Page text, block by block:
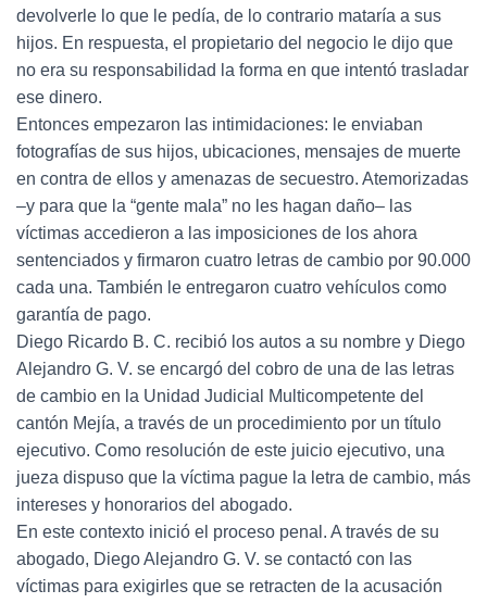
devolverle lo que le pedía, de lo contrario mataría a sus
hijos. En respuesta, el propietario del negocio le dijo que
no era su responsabilidad la forma en que intentó trasladar
ese dinero.
Entonces empezaron las intimidaciones: le enviaban
fotografías de sus hijos, ubicaciones, mensajes de muerte
en contra de ellos y amenazas de secuestro. Atemorizadas
–y para que la “gente mala” no les hagan daño– las
víctimas accedieron a las imposiciones de los ahora
sentenciados y firmaron cuatro letras de cambio por 90.000
cada una. También le entregaron cuatro vehículos como
garantía de pago.
Diego Ricardo B. C. recibió los autos a su nombre y Diego
Alejandro G. V. se encargó del cobro de una de las letras
de cambio en la Unidad Judicial Multicompetente del
cantón Mejía, a través de un procedimiento por un título
ejecutivo. Como resolución de este juicio ejecutivo, una
jueza dispuso que la víctima pague la letra de cambio, más
intereses y honorarios del abogado.
En este contexto inició el proceso penal. A través de su
abogado, Diego Alejandro G. V. se contactó con las
víctimas para exigirles que se retracten de la acusación